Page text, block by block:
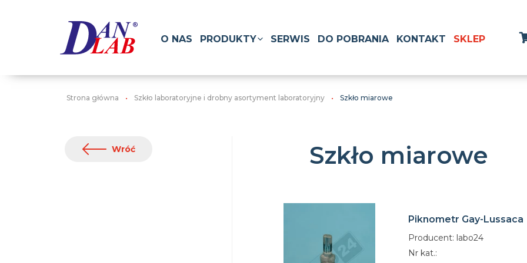
O NAS PRODUKTY SERWIS DO POBRANIA KONTAKT SKLEP
Strona główna Szkło laboratoryjne i drobny asortyment laboratoryjny Szkło miarowe
Wróć Szkło miarowe
Piknometr Gay-Lussaca
Producent: labo24
Nr kat.: